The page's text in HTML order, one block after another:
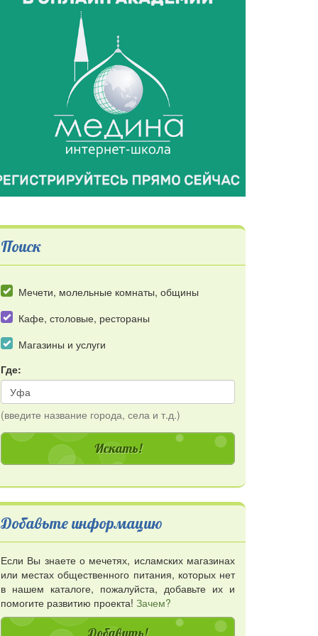
Поиск
Мечети, молельные комнаты, общины
Кафе, столовые, рестораны
Магазины и услуги
Где:
(введите название города, села и т.д.)
Добавьте информацию
Если Вы знаете о мечетях, исламских магазинах
или местах общественного питания, которых нет
в нашем каталоге, пожалуйста, добавьте их и
помогите развитию проекта! Зачем?